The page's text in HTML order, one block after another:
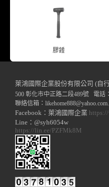
膠錘
萊鴻國際企業股份有限公司 (自
500 彰化市中正路二段489號 電話
聯絡信箱： likehome888@y
Facebook：萊鴻國際企業
Line：@syh6054w
https://lin.ee/PZFMk8M